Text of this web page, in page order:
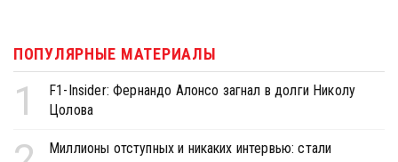
ПОПУЛЯРНЫЕ МАТЕРИАЛЫ
1
F1-Insider: Фернандо Алонсо загнал в долги Николу
Цолова
Миллионы отступных и никаких интервью: стали